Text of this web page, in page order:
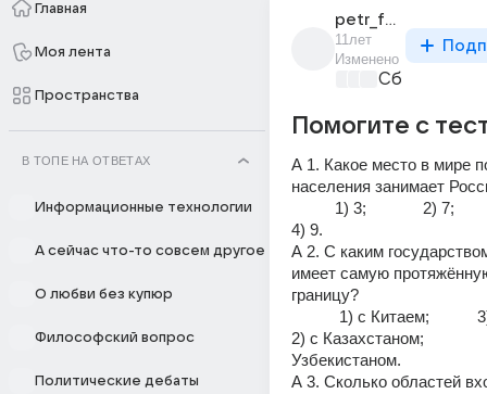
Главная
Моя лента
Пространства
В ТОПЕ НА ОТВЕТАХ
Информационные технологии
А сейчас что-то совсем другое
О любви без купюр
Философский вопрос
Политические дебаты
petr_fadeev_47
11лет
Изменено
Сборная
Помогите с
А 1. Какое место в мире
населения занимает
4) 9.
А 2. С каким
имеет самую
границу?
2) с Казахстаном;
Узбекистаном.
А 3. Сколько областей